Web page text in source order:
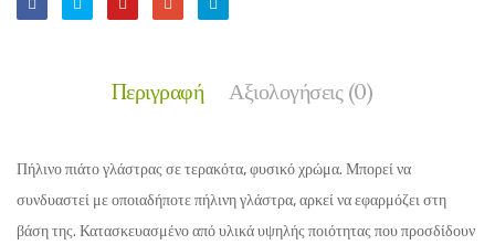
Περιγραφή Αξιολογήσεις (0)
Πήλινο πιάτο γλάστρας σε τερακότα, φυσικό χρώμα. Μπορεί να
συνδυαστεί με οποιαδήποτε πήλινη γλάστρα, αρκεί να εφαρμόζει στη
βάση της. Κατασκευασμένο από υλικά υψηλής ποιότητας που προσδίδουν